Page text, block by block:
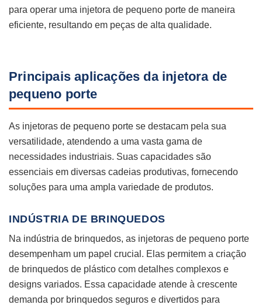
para operar uma injetora de pequeno porte de maneira
eficiente, resultando em peças de alta qualidade.
Principais aplicações da injetora de
pequeno porte
As injetoras de pequeno porte se destacam pela sua
versatilidade, atendendo a uma vasta gama de
necessidades industriais. Suas capacidades são
essenciais em diversas cadeias produtivas, fornecendo
soluções para uma ampla variedade de produtos.
INDÚSTRIA DE BRINQUEDOS
Na indústria de brinquedos, as injetoras de pequeno porte
desempenham um papel crucial. Elas permitem a criação
de brinquedos de plástico com detalhes complexos e
designs variados. Essa capacidade atende à crescente
demanda por brinquedos seguros e divertidos para